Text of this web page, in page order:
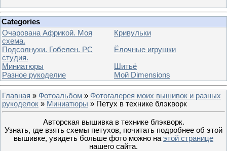
Categories
Очарована Африкой. Моя
схема.
Кривульки
Подсолнухи. Гобелен. РС
студия.
Ёлочные игрушки
Миниатюры
Шитьё
Разное рукоделие
Мой Dimensions
Главная » Фотоальбом » Фотогалерея моих вышивок и разных
рукоделок » Миниатюры » Петух в технике блэкворк
Авторская вышивка в технике блэкворк.
Узнать, где взять схемы петухов, почитать подробнее об этой
вышивке, увидеть больше фото можно на этой странице
нашего сайта.